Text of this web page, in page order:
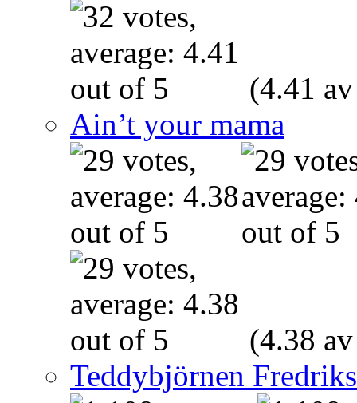
(4.41
Ain’t your mama
(4.38
Teddybjörnen